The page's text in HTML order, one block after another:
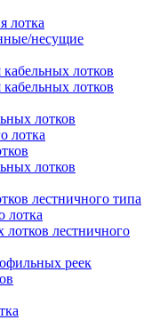
лотка
несущие
кабельных лотков
кабельных лотков
лотков
лотка
лотков
лестничного типа
лотка
лотков лестничного
реек